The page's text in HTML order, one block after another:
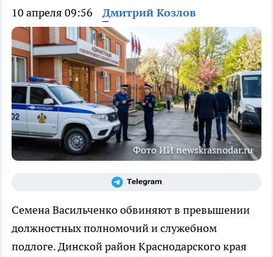
10 апреля 09:56 Дмитрий Козлов
Фото ИИ newskrasnodar.ru
Семена Васильченко обвиняют в превышении
должностных полномочий и служебном
подлоге. Динской район Краснодарского края